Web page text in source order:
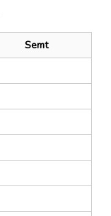
Semt